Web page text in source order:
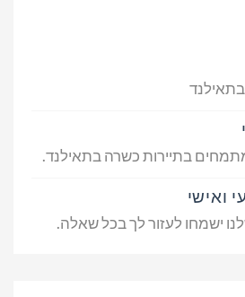
בתיירות כשרה בתאילנד.
ואישי
ישמחו לעזור לך בכל שאלה.